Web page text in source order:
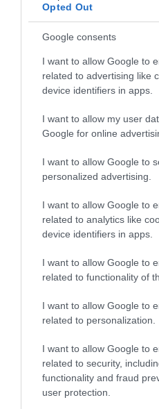
Opted Out
Google consents
I want to allow Google to
related to advertising like
device identifiers in apps.
I want to allow my user
Google for online
I want to allow Google to
personalized advertising.
I want to allow Google to
related to analytics like
device identifiers in apps.
I want to allow Google to
related to functionality of
I want to allow Google to
related to personalization.
I want to allow Google to
related to security,
functionality and fraud
user protection.
Így szabályos a nyári
A nyári kötelező szakmai
jelent lehetőséget arra, hogy
hogy fiatal, motivált…